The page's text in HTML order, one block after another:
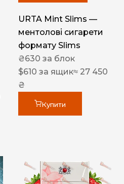
URTA Mint Slims —
ментолові сигарети
формату Slims
₴630 за блок
$610 за ящик≈ 27 450
₴
Купити